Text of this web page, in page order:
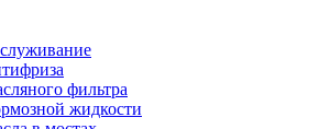
фильтра
жидкости